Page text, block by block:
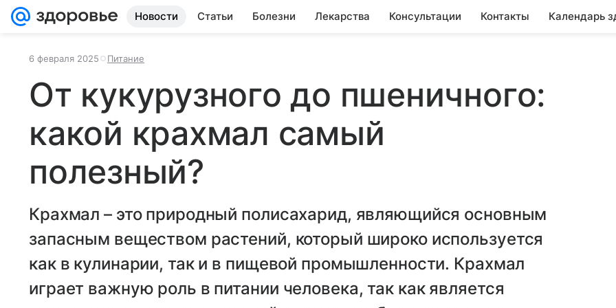
Новости Статьи Болезни Лекарства Консультации Контакты Календарь
6 февраля 2025 Питание
От кукурузного до пшеничного:
какой крахмал самый
полезный?
Крахмал – это природный полисахарид, являющийся основным
запасным веществом растений, который широко используется
как в кулинарии, так и в пищевой промышленности. Крахмал
играет важную роль в питании человека, так как является